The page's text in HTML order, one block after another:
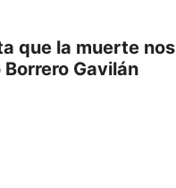
que la muerte nos
Gavilán